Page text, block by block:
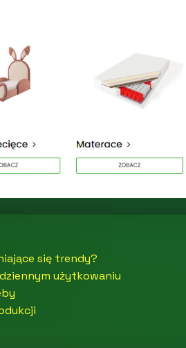
się trendy?
użytkowaniu